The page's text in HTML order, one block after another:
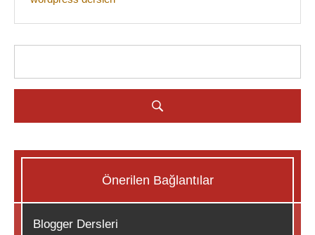
Önerilen Bağlantılar
Blogger Dersleri